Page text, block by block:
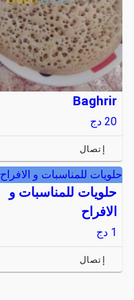
Baghrir
20 دج
إتصال
حلويات للمناسبات و الافراح
حلويات للمناسبات و
الافراح
1 دج
إتصال